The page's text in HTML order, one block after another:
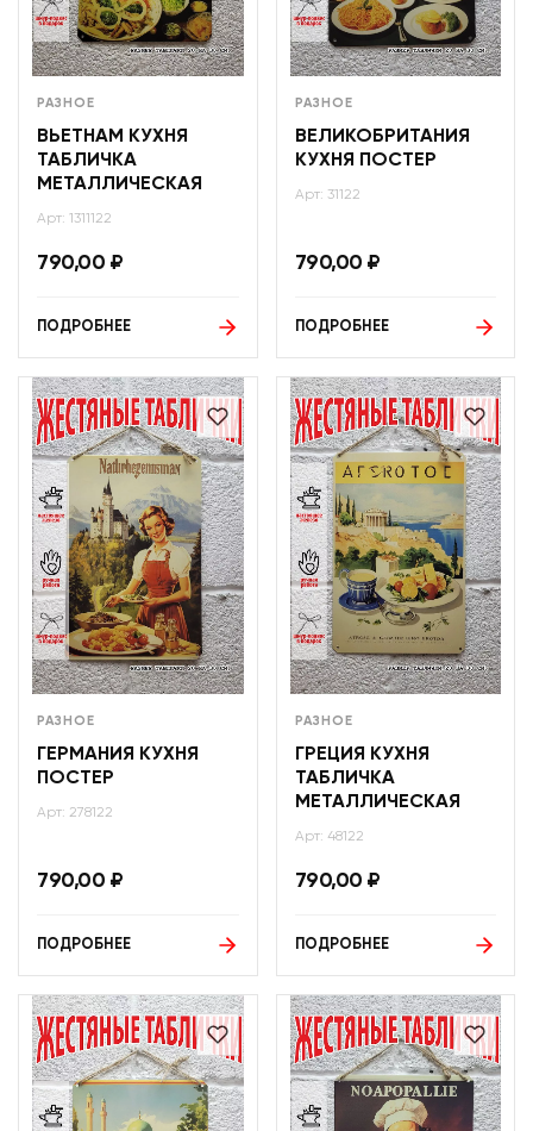
РАЗНОЕ
ВЬЕТНАМ КУХНЯ
ТАБЛИЧКА
МЕТАЛЛИЧЕСКАЯ
Арт: 1311122
790,00 ₽
ПОДРОБНЕЕ
РАЗНОЕ
ВЕЛИКОБРИТАНИЯ
КУХНЯ ПОСТЕР
Арт: 31122
790,00 ₽
ПОДРОБНЕЕ
РАЗНОЕ
ГЕРМАНИЯ КУХНЯ
ПОСТЕР
Арт: 278122
790,00 ₽
ПОДРОБНЕЕ
РАЗНОЕ
ГРЕЦИЯ КУХНЯ
ТАБЛИЧКА
МЕТАЛЛИЧЕСКАЯ
Арт: 48122
790,00 ₽
ПОДРОБНЕЕ